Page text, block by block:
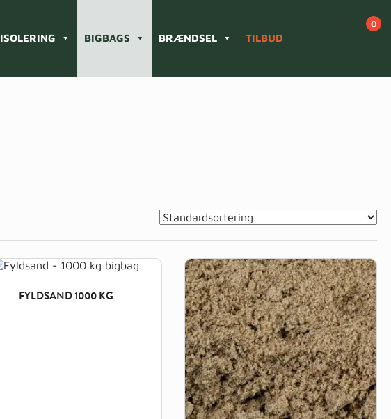
ISOLERING BIGBAGS BRÆNDSEL TILBUD
FYLDSAND 1000 KG